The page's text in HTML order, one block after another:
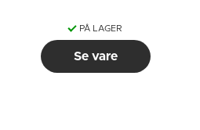
PÅ LAGER
Se vare